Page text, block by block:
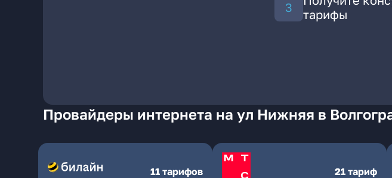
тарифы
Провайдеры интернета на ул Нижняя в
11 тарифов 21 тариф